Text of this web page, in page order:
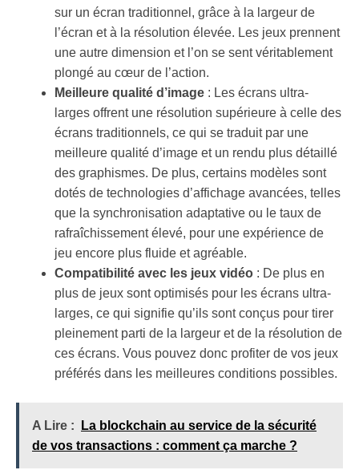
sur un écran traditionnel, grâce à la largeur de
l’écran et à la résolution élevée. Les jeux prennent
une autre dimension et l’on se sent véritablement
plongé au cœur de l’action.
Meilleure qualité d’image : Les écrans ultra-
larges offrent une résolution supérieure à celle des
écrans traditionnels, ce qui se traduit par une
meilleure qualité d’image et un rendu plus détaillé
des graphismes. De plus, certains modèles sont
dotés de technologies d’affichage avancées, telles
que la synchronisation adaptative ou le taux de
rafraîchissement élevé, pour une expérience de
jeu encore plus fluide et agréable.
Compatibilité avec les jeux vidéo : De plus en
plus de jeux sont optimisés pour les écrans ultra-
larges, ce qui signifie qu’ils sont conçus pour tirer
pleinement parti de la largeur et de la résolution de
ces écrans. Vous pouvez donc profiter de vos jeux
préférés dans les meilleures conditions possibles.
A Lire :
La blockchain au service de la sécurité
de vos transactions : comment ça marche ?